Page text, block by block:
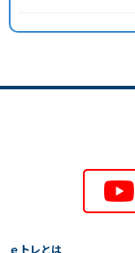
ｅトレとは